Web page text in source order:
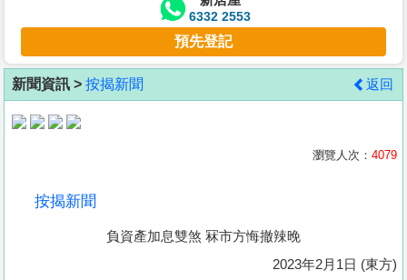
客
地
產
6332 2553
預先登記
新聞資訊 > 按揭新聞 返回
瀏覽人次： 4079
按揭新聞
負資產加息雙煞 冧市方悔撤辣晚
2023年2月1日 (東方)